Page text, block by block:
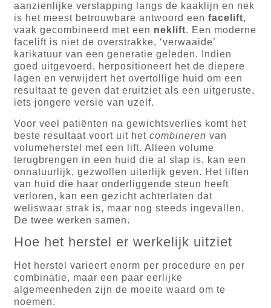
aanzienlijke verslapping langs de kaaklijn en nek
is het meest betrouwbare antwoord eenfacelift,
vaak gecombineerd met een neklift. Een moderne
facelift is niet de overstrakke, ‘verwaaide’
karikatuur van een generatie geleden. Indien
goed uitgevoerd, herpositioneert het de diepere
lagen en verwijdert het overtollige huid om een
resultaat te geven dat eruitziet als een uitgeruste,
iets jongere versie van uzelf.
Voor veel patiënten na gewichtsverlies komt het
beste resultaat voort uit hetcombineren van
volumeherstel met een lift. Alleen volume
terugbrengen in een huid die al slap is, kan een
onnatuurlijk, gezwollen uiterlijk geven. Het liften
van huid die haar onderliggende steun heeft
verloren, kan een gezicht achterlaten dat
weliswaar strak is, maar nog steeds ingevallen.
De twee werken samen.
Hoe het herstel er werkelijk uitziet
Het herstel varieert enorm per procedure en per
combinatie, maar een paar eerlijke
algemeenheden zijn de moeite waard om te
noemen.